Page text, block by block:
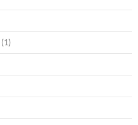
(1)